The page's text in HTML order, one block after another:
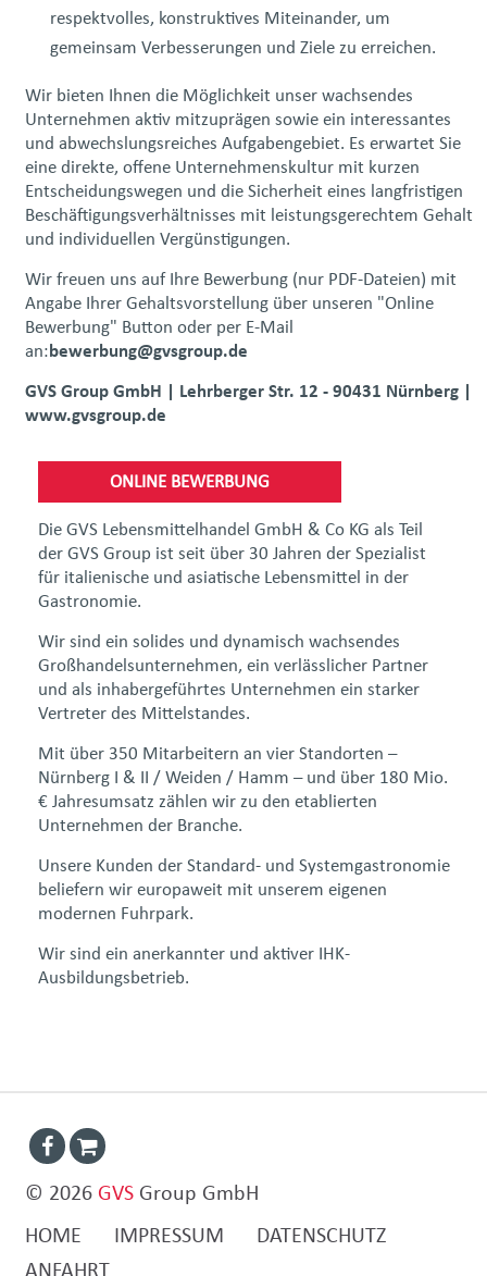
respektvolles, konstruktives Miteinander, um
gemeinsam Verbesserungen und Ziele zu erreichen.
Wir bieten Ihnen die Möglichkeit unser wachsendes
Unternehmen aktiv mitzuprägen sowie ein interessantes
und abwechslungsreiches Aufgabengebiet. Es erwartet Sie
eine direkte, offene Unternehmenskultur mit kurzen
Entscheidungswegen und die Sicherheit eines langfristigen
Beschäftigungsverhältnisses mit leistungsgerechtem Gehalt
und individuellen Vergünstigungen.
Wir freuen uns auf Ihre Bewerbung (nur PDF-Dateien) mit
Angabe Ihrer Gehaltsvorstellung über unseren "Online
Bewerbung" Button oder per E-Mail
an:bewerbung@gvsgroup.de
GVS Group GmbH | Lehrberger Str. 12 - 90431 Nürnberg |
www.gvsgroup.de
ONLINE BEWERBUNG
Die GVS Lebensmittelhandel GmbH & Co KG als Teil
der GVS Group ist seit über 30 Jahren der Spezialist
für italienische und asiatische Lebensmittel in der
Gastronomie.
Wir sind ein solides und dynamisch wachsendes
Großhandelsunternehmen, ein verlässlicher Partner
und als inhabergeführtes Unternehmen ein starker
Vertreter des Mittelstandes.
Mit über 350 Mitarbeitern an vier Standorten –
Nürnberg I & II / Weiden / Hamm – und über 180 Mio.
€ Jahresumsatz zählen wir zu den etablierten
Unternehmen der Branche.
Unsere Kunden der Standard- und Systemgastronomie
beliefern wir europaweit mit unserem eigenen
modernen Fuhrpark.
Wir sind ein anerkannter und aktiver IHK-
Ausbildungsbetrieb.
© 2026 GVSGroup GmbH
HOME
IMPRESSUM
DATENSCHUTZ
ANFAHRT